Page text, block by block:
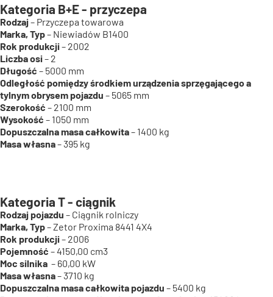
Kategoria B+E - przyczepa
Rodzaj– Przyczepa towarowa
Marka, Typ– Niewiadów B1400
Rok produkcji– 2002
Liczba osi– 2
Długość – 5000 mm
Odległość pomiędzy środkiem urządzenia sprzęgającego a
tylnym obrysem pojazdu – 5065 mm
Szerokość – 2100 mm
Wysokość – 1050 mm
Dopuszczalna masa całkowita– 1400 kg
Masa własna– 395 kg
Kategoria T - ciągnik
Rodzaj pojazdu – Ciągnik rolniczy
Marka, Typ– Zetor Proxima 8441 4X4
Rok produkcji– 2006
Pojemność – 4150,00 cm3
Moc silnika – 60,00 kW
Masa własna– 3710 kg
Dopuszczalna masa całkowita pojazdu – 5400 kg